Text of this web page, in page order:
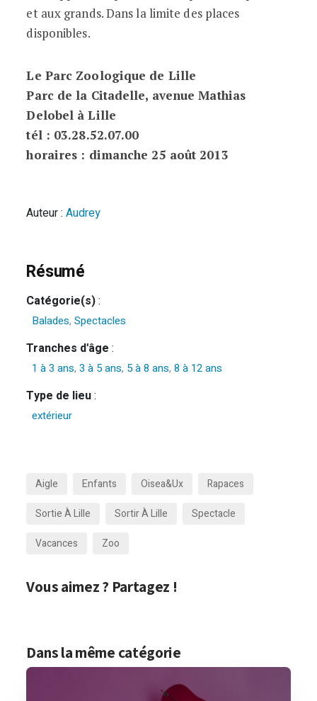
et aux grands. Dans la limite des places
disponibles.
Le Parc Zoologique de Lille
Parc de la Citadelle, avenue Mathias
Delobel à Lille
tél : 03.28.52.07.00
horaires : dimanche 25 août 2013
Auteur :Audrey
Résumé
Catégorie(s):
Balades,Spectacles
Tranches d'âge :
1 à 3 ans,3 à 5 ans, 5 à 8 ans,8 à 12 ans
Type de lieu:
extérieur
Aigle Enfants Oisea&ux
Rapaces
Sortie À Lille
Sortir À Lille
Spectacle
Vacances
Zoo
Vous aimez ? Partagez !
Dans la même catégorie